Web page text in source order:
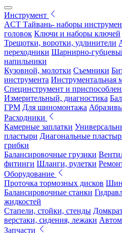
Инструмент
ACT Тайвань- наборы
головок Ключи и наборы ключей
Трещотки, воротки, удлинители
переходники Шарнирно-
напильники
Кузовной, молотки Съемники
инструмента Инструментальная
Специнструмент и
Измерительный, диагностика
ГРМ Для шиномонтажа
Расходники
Камерные заплатки
пластыри Диагональные
грибки
Балансировочные грузики
фитинги Шланги, рулетки
Оборудование
Проточка тормозных дисков
Балансировочные станки
жидкостей
Стапели, стойки, стенды
верстаки, сидения, лежаки
Запчасти